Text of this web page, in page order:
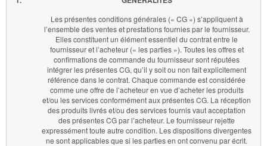
Les présentes conditions générales (« CG ») s’appliquent à
l’ensemble des ventes et prestations fournies par le fournisseur.
Elles constituent un élément essentiel du contrat entre le
fournisseur et l’acheteur (« les parties »). Toutes les offres et
confirmations de commande du fournisseur sont réputées
intégrer les présentes CG, qu’il y soit ou non fait explicitement
référence dans le contrat. Chaque commande est considérée
comme une offre de l’acheteur en vue d’acheter les produits
et/ou les services conformément aux présentes CG. La réception
des produits livrés et/ou des services fournis vaut acceptation
des présentes CG par l’acheteur. Le fournisseur rejette
expressément toute autre condition. Les dispositions divergentes
ne sont applicables que si les parties en ont convenu par écrit.